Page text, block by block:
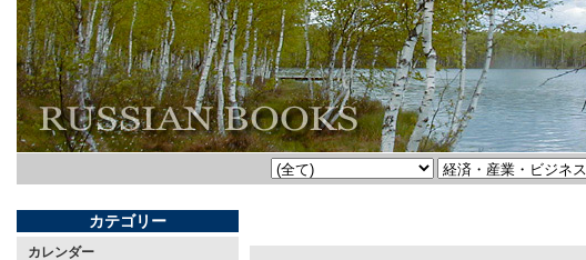
カテゴリー
カレンダー